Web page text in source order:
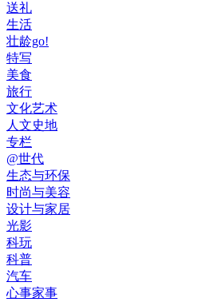
送礼
生活
壮龄go!
特写
美食
旅行
文化艺术
人文史地
专栏
@世代
生态与环保
时尚与美容
设计与家居
光影
科玩
科普
汽车
心事家事